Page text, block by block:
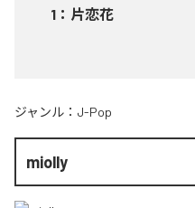
1 ： 片恋花
ジャンル： J-Pop
miolly